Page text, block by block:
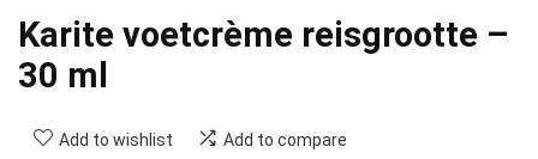
Karite voetcrème reisgrootte –
30 ml
Add to wishlist Add to compare